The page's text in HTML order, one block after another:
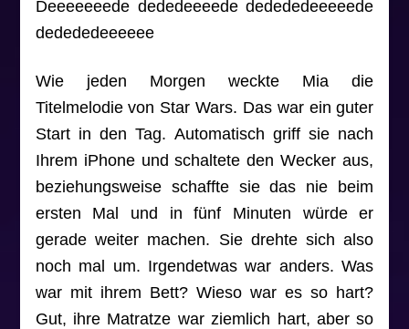
Deeeeeeede dededeeeede dedededeeeeede
dedededeeeeee
Wie jeden Morgen weckte Mia die
Titelmelodie von Star Wars. Das war ein guter
Start in den Tag. Automatisch griff sie nach
Ihrem iPhone und schaltete den Wecker aus,
beziehungsweise schaffte sie das nie beim
ersten Mal und in fünf Minuten würde er
gerade weiter machen. Sie drehte sich also
noch mal um. Irgendetwas war anders. Was
war mit ihrem Bett? Wieso war es so hart?
Gut, ihre Matratze war ziemlich hart, aber so